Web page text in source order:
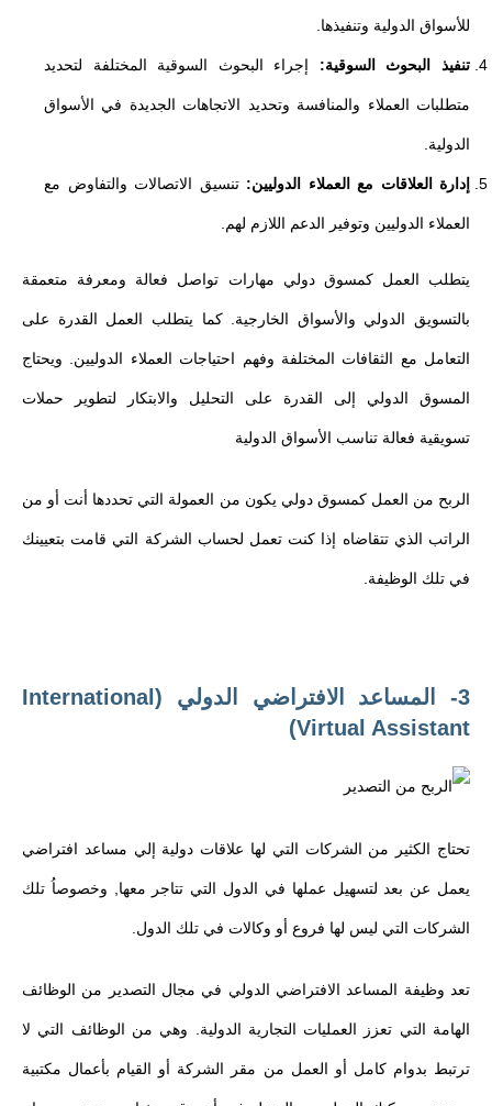
للأسواق الدولية وتنفيذها.
تنفيذ البحوث السوقية: إجراء البحوث السوقية المختلفة لتحديد
متطلبات العملاء والمنافسة وتحديد الاتجاهات الجديدة في الأسواق
الدولية.
إدارة العلاقات مع العملاء الدوليين: تنسيق الاتصالات والتفاوض مع
العملاء الدوليين وتوفير الدعم اللازم لهم.
يتطلب العمل كمسوق دولي مهارات تواصل فعالة ومعرفة متعمقة
بالتسويق الدولي والأسواق الخارجية. كما يتطلب العمل القدرة على
التعامل مع الثقافات المختلفة وفهم احتياجات العملاء الدوليين. ويحتاج
المسوق الدولي إلى القدرة على التحليل والابتكار لتطوير حملات
تسويقية فعالة تناسب الأسواق الدولية
الربح من العمل كمسوق دولي يكون من العمولة التي تحددها أنت أو من
الراتب الذي تتقاضاه إذا كنت تعمل لحساب الشركة التي قامت بتعيينك
في تلك الوظيفة.
3- المساعد الافتراضي الدولي (International
Virtual Assistant)
تحتاج الكثير من الشركات التي لها علاقات دولية إلي مساعد افتراضي
يعمل عن بعد لتسهيل عملها في الدول التي تتاجر معها, وخصوصاُ تلك
الشركات التي ليس لها فروع أو وكالات في تلك الدول.
تعد وظيفة المساعد الافتراضي الدولي في مجال التصدير من الوظائف
الهامة التي تعزز العمليات التجارية الدولية. وهي من الوظائف التي لا
ترتبط بدوام كامل أو العمل من مقر الشركة أو القيام بأعمال مكتبية